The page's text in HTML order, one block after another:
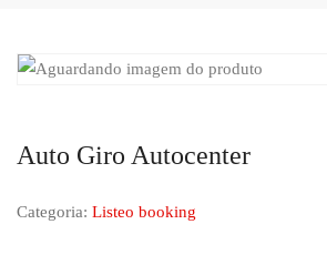
Auto Giro Autocenter
Categoria: Listeo booking